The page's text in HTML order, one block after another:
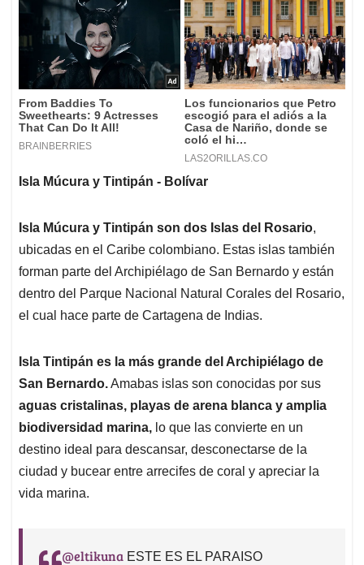
Isla Múcura y Tintipán - Bolívar
Isla Múcura y Tintipán son dos Islas del Rosario,
ubicadas en el Caribe colombiano. Estas islas también
forman parte del Archipiélago de San Bernardo y están
dentro del Parque Nacional Natural Corales del Rosario,
el cual hace parte de Cartagena de Indias.
Isla Tintipán es la más grande del Archipiélago de
San Bernardo.Amabas islas son conocidas por sus
aguas cristalinas, playas de arena blanca y amplia
biodiversidad marina, lo que las convierte en un
destino ideal para descansar, desconectarse de la
ciudad y bucear entre arrecifes de coral y apreciar la
vida marina.
@eltikuna ESTE ES EL PARAISO